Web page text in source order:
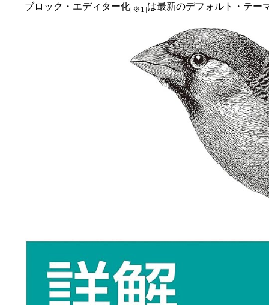
ブロック・エディター化[※1]は最新のデフォルト・テー